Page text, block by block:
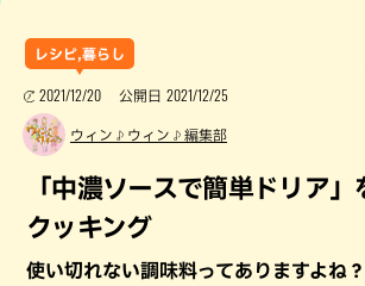
レシピ,暮らし
2021/12/20 公開日 2021/12/25
ウィン♪ウィン♪編集部
「中濃ソースで簡単ドリア」
クッキング
使い切れない調味料ってありますよね